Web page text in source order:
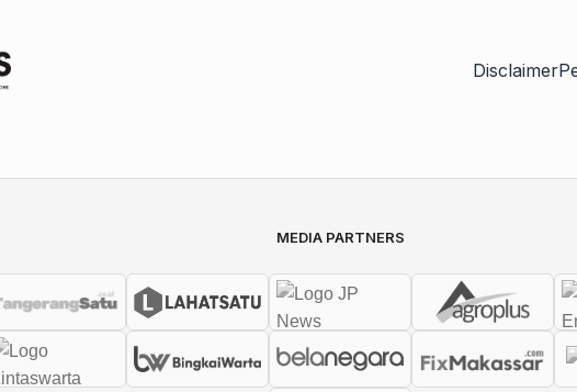
Disclaimer
MEDIA PARTNERS